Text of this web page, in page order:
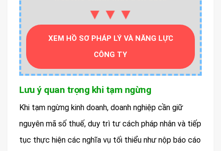
▼▼▼
XEM HỒ SƠ PHÁP LÝ VÀ NĂNG LỰC
CÔNG TY
Lưu ý quan trọng khi tạm ngừng
Khi tạm ngừng kinh doanh, doanh nghiệp cần giữ
nguyên mã số thuế, duy trì tư cách pháp nhân và tiếp
tục thực hiện các nghĩa vụ tối thiểu như nộp báo cáo